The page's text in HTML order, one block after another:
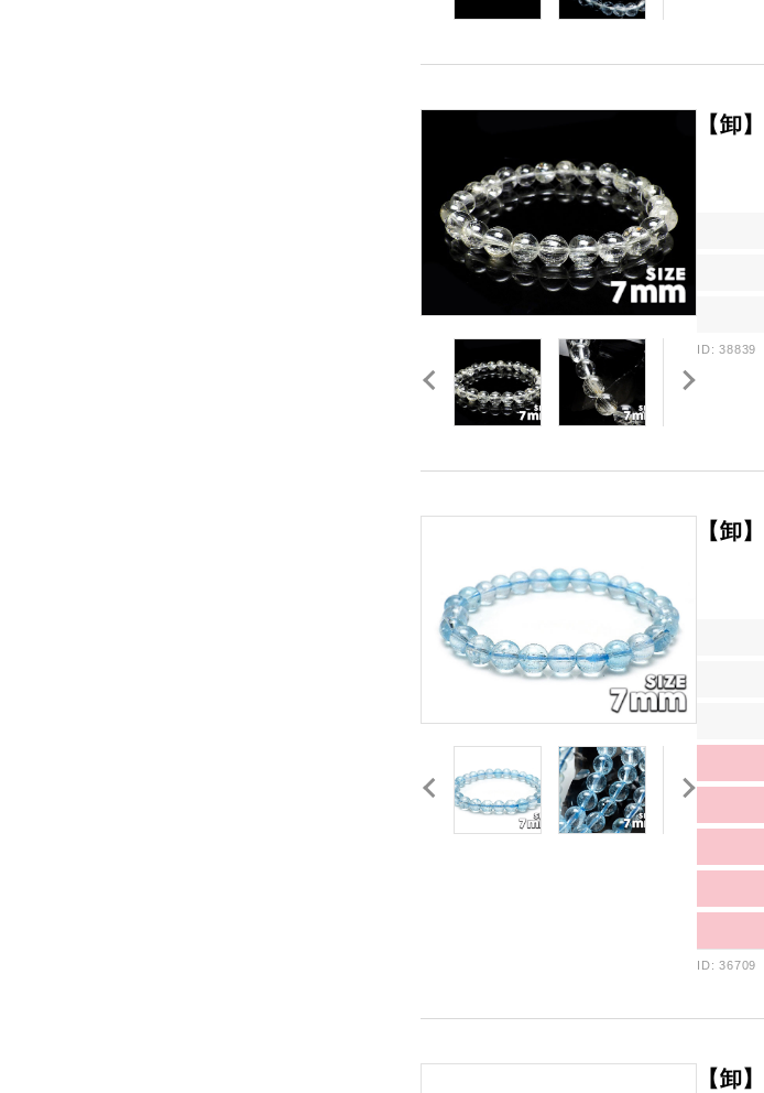
【卸
ID: 38839
【卸
ID: 36709
【卸